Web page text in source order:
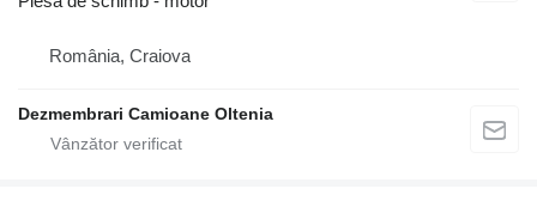
România, Craiova
Dezmembrari Camioane Oltenia